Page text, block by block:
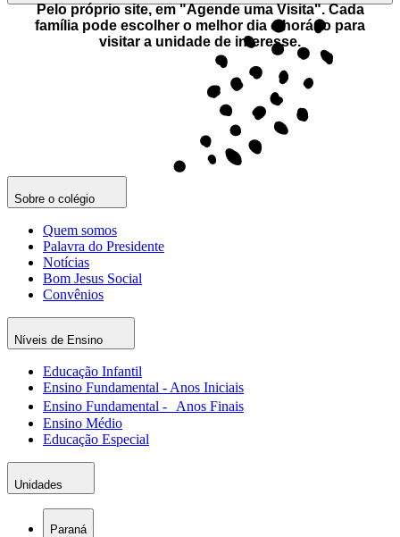
Pelo próprio site, em "Agende uma Visita". Cada
família pode escolher o melhor dia e horário para
visitar a unidade de interesse.
Sobre o colégio
Quem somos
Palavra do Presidente
Notícias
Bom Jesus Social
Convênios
Níveis de Ensino
Educação Infantil
Ensino Fundamental - Anos Iniciais
Ensino Fundamental - Anos Finais
Ensino Médio
Educação Especial
Unidades
Paraná